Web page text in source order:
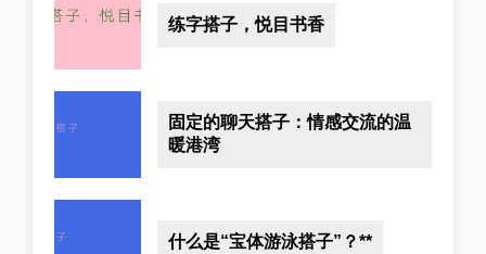
练字搭子，悦目书香
固定的聊天搭子：情感交流的温
暖港湾
什么是“宝体游泳搭子”？**